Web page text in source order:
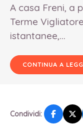
A casa Freni, a
Terme
istantanee,...
CONTINUA A
Condividi: